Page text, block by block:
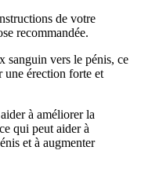
de votre
recommandée.
sanguin vers le pénis, ce
une érection forte et
à améliorer la
qui peut aider à
et à augmenter